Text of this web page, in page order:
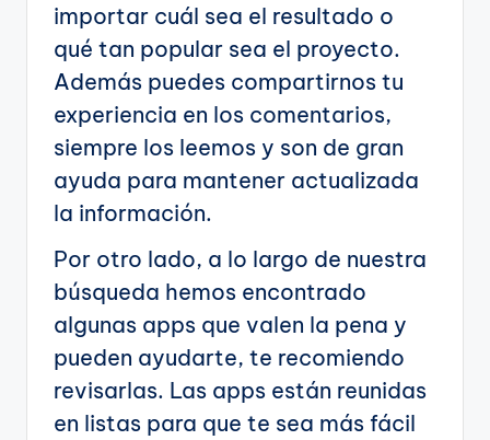
importar cuál sea el resultado o
qué tan popular sea el proyecto.
Además puedes compartirnos tu
experiencia en los comentarios,
siempre los leemos y son de gran
ayuda para mantener actualizada
la información.
Por otro lado, a lo largo de nuestra
búsqueda hemos encontrado
algunas apps que valen la pena y
pueden ayudarte, te recomiendo
revisarlas. Las apps están reunidas
en listas para que te sea más fácil